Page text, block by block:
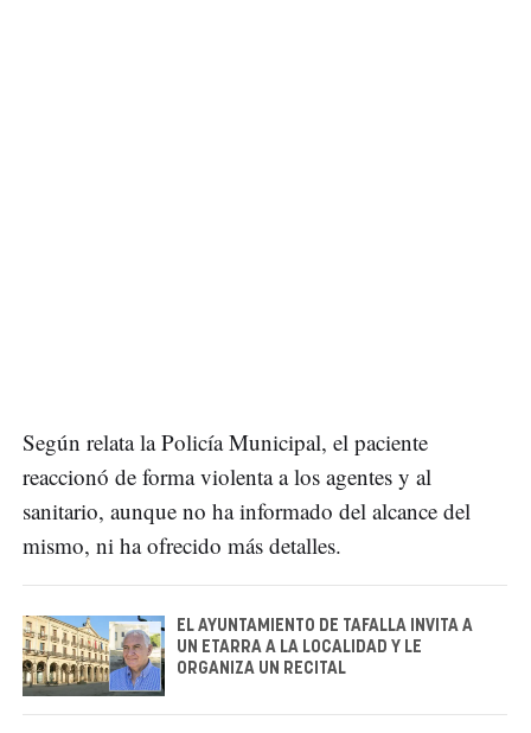
Según relata la Policía Municipal, el paciente
reaccionó de forma violenta a los agentes y al
sanitario, aunque no ha informado del alcance del
mismo, ni ha ofrecido más detalles.
EL AYUNTAMIENTO DE TAFALLA INVITA A
UN ETARRA A LA LOCALIDAD Y LE
ORGANIZA UN RECITAL